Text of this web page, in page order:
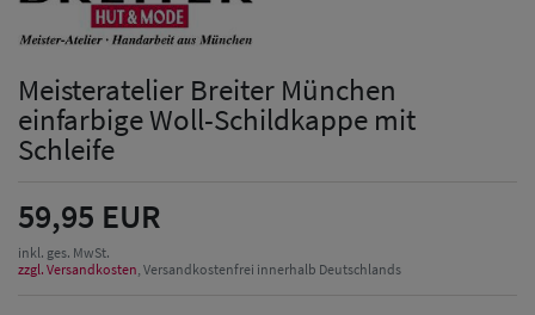
Meisteratelier Breiter München
einfarbige Woll-Schildkappe mit
Schleife
59,95 EUR
inkl. ges. MwSt.
zzgl. Versandkosten , Versandkostenfrei innerhalb Deutschlands